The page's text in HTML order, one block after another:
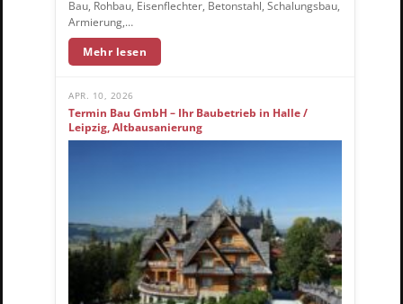
Bau, Rohbau, Eisenflechter, Betonstahl, Schalungsbau,
Armierung,…
Mehr lesen
APR. 10, 2026
Termin Bau GmbH – Ihr Baubetrieb in Halle /
Leipzig, Altbausanierung